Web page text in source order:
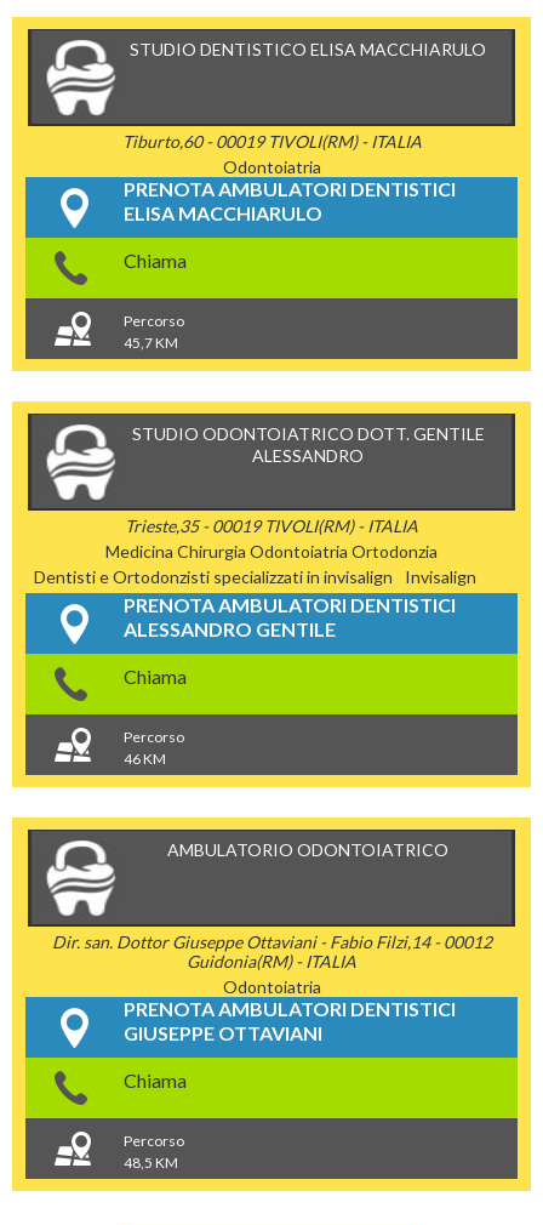
STUDIO DENTISTICO ELISA MACCHIARULO
Tiburto,60 - 00019 TIVOLI(RM) - ITALIA
Odontoiatria
PRENOTA AMBULATORI DENTISTICI
ELISA MACCHIARULO
Chiama
Percorso
45,7 KM
STUDIO ODONTOIATRICO DOTT. GENTILE
ALESSANDRO
Trieste,35 - 00019 TIVOLI(RM) - ITALIA
Medicina Chirurgia Odontoiatria Ortodonzia
Dentisti e Ortodonzisti specializzati in invisalign
Invisalign
PRENOTA AMBULATORI DENTISTICI
ALESSANDRO GENTILE
Chiama
Percorso
46 KM
AMBULATORIO ODONTOIATRICO
Dir. san. Dottor Giuseppe Ottaviani - Fabio Filzi,14 - 00012
Guidonia(RM) - ITALIA
Odontoiatria
PRENOTA AMBULATORI DENTISTICI
GIUSEPPE OTTAVIANI
Chiama
Percorso
48,5 KM